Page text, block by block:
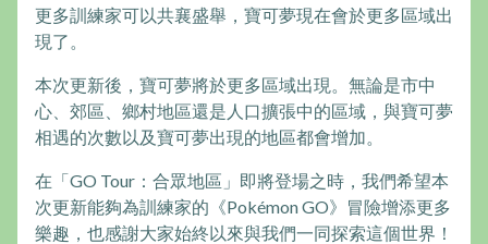
更多訓練家可以共襄盛舉，寶可夢現在會於更多區域出
現了。
本次更新後，寶可夢將於更多區域出現。無論是市中
心、郊區、鄉村地區還是人口擴張中的區域，與寶可夢
相遇的次數以及寶可夢出現的地區都會增加。
在「GO Tour：合眾地區」即將登場之時，我們希望本
次更新能夠為訓練家的《Pokémon GO》冒險增添更多
樂趣，也感謝大家始終以來與我們一同探索這個世界！